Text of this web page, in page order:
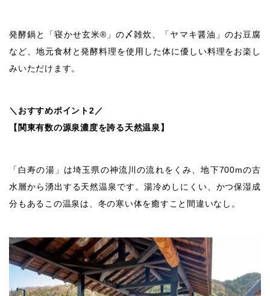
発酵鍋と「寝かせ玄米®」の〆雑炊、「ヤマキ醤油」のお豆腐
など、地元食材と発酵料理を使用した体に優しい料理をお楽し
みいただけます。
＼おすすめポイント2／
【関東有数の源泉濃度を誇る天然温泉】
「白寿の湯」は埼玉県の神流川の流れをくみ、地下700mの古
水層から湧出する天然温泉です。湯冷めしにくい、かつ保湿成
分もあるこの温泉は、冬の寒い体を癒すこと間違いなし。